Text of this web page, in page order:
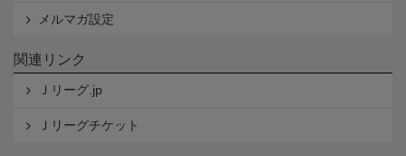
メルマガ設定
関連リンク
Ｊリーグ.jp
Ｊリーグチケット